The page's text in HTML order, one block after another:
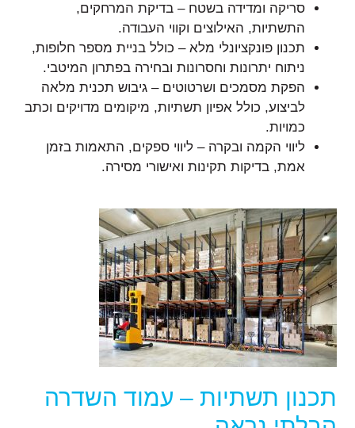
סריקה ומדידה בשטח – בדיקת המרחקים,
התשתיות, האילוצים וקווי העבודה.
תכנון פונקציונלי מלא – כולל בניית מספר חלופות,
ניתוח יתרונות וחסרונות ובחירה בפתרון המיטבי.
הפקת מסמכים ושרטוטים – גיבוש תכנית מלאה
לביצוע, כולל אפיון תשתיות, מיקומים מדויקים וכתב
כמויות.
ליווי הקמה ובקרה – ליווי ספקים, התאמות בזמן
אמת, בדיקות תקינות ואישורי מסירה.
תכנון תשתיות – עמוד השדרה